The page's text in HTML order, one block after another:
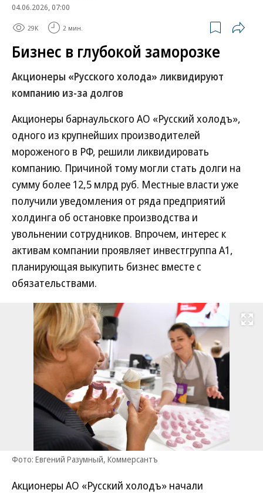
04.06.2026, 07:00
29K 2 мин.
Бизнес в глубокой заморозке
Акционеры «Русского холода» ликвидируют
компанию из-за долгов
Акционеры барнаульского АО «Русский холодъ»,
одного из крупнейших производителей
мороженого в РФ, решили ликвидировать
компанию. Причиной тому могли стать долги на
сумму более 12,5 млрд руб. Местные власти уже
получили уведомления от ряда предприятий
холдинга об остановке производства и
увольнении сотрудников. Впрочем, интерес к
активам компании проявляет инвестгруппа А1,
планирующая выкупить бизнес вместе с
обязательствами.
Развернуть
Фото: Евгений Разумный, Коммерсантъ
Акционеры АО «Русский холодъ» начали